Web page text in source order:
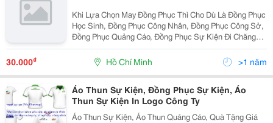
Khi Lựa Chọn May Đồng Phục Thì Cho Dù Là Đồng Phục
Học Sinh, Đồng Phục Công Nhân, Đồng Phục Công Sở,
Đồng Phục Quảng Cáo, Đồng Phục Sự Kiện Đi Chăng
Nữa Chất Liệu Vải Là Một Trong Những Điều Doanh
Nghiệp Cần Quan Tâm Để Tạo Cảm Giác Thoải Mái Cho
30.000₫ Hồ Chí Minh >1 năm
Áo Thun Sự Kiện, Đồng Phục Sự Kiện, Áo
Thun Sự Kiện In Logo Công Ty
Áo Thun Sự Kiện, Áo Thun Quảng Cáo, Quà Tặng Giá